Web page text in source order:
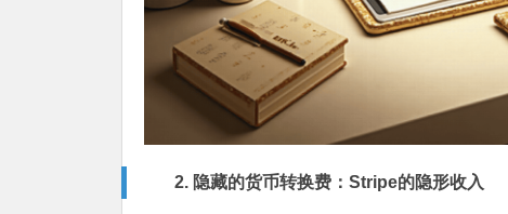
2. 隐藏的货币转换费：Stripe的隐形收入